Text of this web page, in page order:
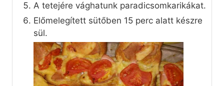
A tetejére vághatunk paradicsomkarikákat.
Előmelegített sütőben 15 perc alatt készre
sül.